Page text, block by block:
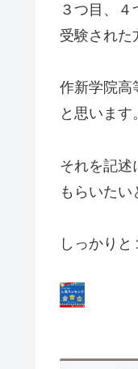
３つ目、
受験された
作新学院高
と思います。
それを記述
もらいたい
しっかりと